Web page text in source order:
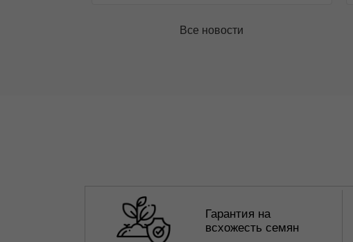
Все новости
Гарантия на
всхожесть семян